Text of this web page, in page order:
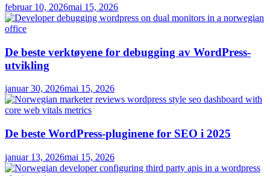
februar 10, 2026mai 15, 2026
De beste verktøyene for debugging av WordPress-
utvikling
januar 30, 2026mai 15, 2026
De beste WordPress-pluginene for SEO i 2025
januar 13, 2026mai 15, 2026